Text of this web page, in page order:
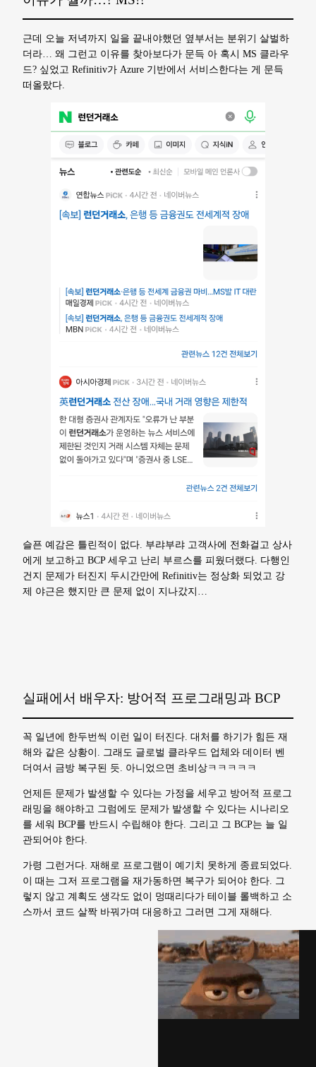
근데 오늘 저녁까지 일을 끝내야했던 옆부서는 분위기 살벌하
더라… 왜 그런고 이유를 찾아보다가 문득 아 혹시 MS 클라우
드? 싶었고 Refinitiv가 Azure 기반에서 서비스한다는 게 문득
떠올랐다.
슬픈 예감은 틀린적이 없다. 부랴부랴 고객사에 전화걸고 상사
에게 보고하고 BCP 세우고 난리 부르스를 피웠더랬다. 다행인
건지 문제가 터진지 두시간만에 Refinitiv는 정상화 되었고 강
제 야근은 했지만 큰 문제 없이 지나갔지…
실패에서 배우자: 방어적 프로그래밍과 BCP
꼭 일년에 한두번씩 이런 일이 터진다. 대처를 하기가 힘든 재
해와 같은 상황이. 그래도 글로벌 클라우드 업체와 데이터 벤
더여서 금방 복구된 듯. 아니었으면 초비상ㅋㅋㅋㅋㅋ
언제든 문제가 발생할 수 있다는 가정을 세우고 방어적 프로그
래밍을 해야하고 그럼에도 문제가 발생할 수 있다는 시나리오
를 세워 BCP를 반드시 수립해야 한다. 그리고 그 BCP는 늘 일
관되어야 한다.
가령 그런거다. 재해로 프로그램이 예기치 못하게 종료되었다.
이 때는 그저 프로그램을 재가동하면 복구가 되어야 한다. 그
렇지 않고 계획도 생각도 없이 멍때리다가 테이블 롤백하고 소
스까서 코드 살짝 바꿔가며 대응하고 그러면 그게 재해다.